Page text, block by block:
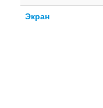
Экран